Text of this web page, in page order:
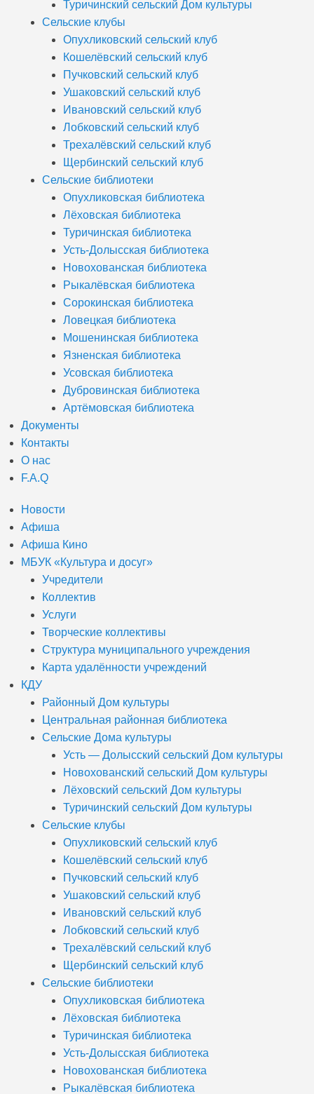
Туричинский сельский Дом культуры
Сельские клубы
Опухликовский сельский клуб
Кошелёвский сельский клуб
Пучковский сельский клуб
Ушаковский сельский клуб
Ивановский сельский клуб
Лобковский сельский клуб
Трехалёвский сельский клуб
Щербинский сельский клуб
Сельские библиотеки
Опухликовская библиотека
Лёховская библиотека
Туричинская библиотека
Усть-Долысская библиотека
Новохованская библиотека
Рыкалёвская библиотека
Сорокинская библиотека
Ловецкая библиотека
Мошенинская библиотека
Язненская библиотека
Усовская библиотека
Дубровинская библиотека
Артёмовская библиотека
Документы
Контакты
О нас
F.A.Q
Новости
Афиша
Афиша Кино
МБУК «Культура и досуг»
Учредители
Коллектив
Услуги
Творческие коллективы
Структура муниципального учреждения
Карта удалённости учреждений
КДУ
Районный Дом культуры
Центральная районная библиотека
Сельские Дома культуры
Усть — Долысский сельский Дом культуры
Новохованский сельский Дом культуры
Лёховский сельский Дом культуры
Туричинский сельский Дом культуры
Сельские клубы
Опухликовский сельский клуб
Кошелёвский сельский клуб
Пучковский сельский клуб
Ушаковский сельский клуб
Ивановский сельский клуб
Лобковский сельский клуб
Трехалёвский сельский клуб
Щербинский сельский клуб
Сельские библиотеки
Опухликовская библиотека
Лёховская библиотека
Туричинская библиотека
Усть-Долысская библиотека
Новохованская библиотека
Рыкалёвская библиотека